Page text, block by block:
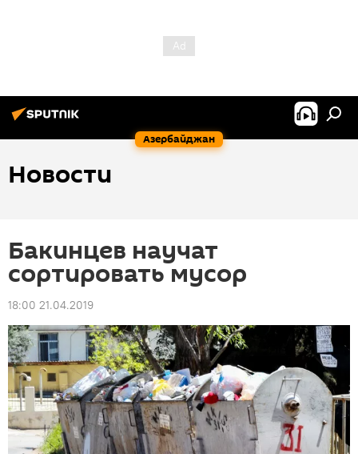
Азербайджан
Новости
Бакинцев научат
сортировать мусор
18:00 21.04.2019